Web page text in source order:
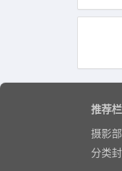
推荐
摄影
分类